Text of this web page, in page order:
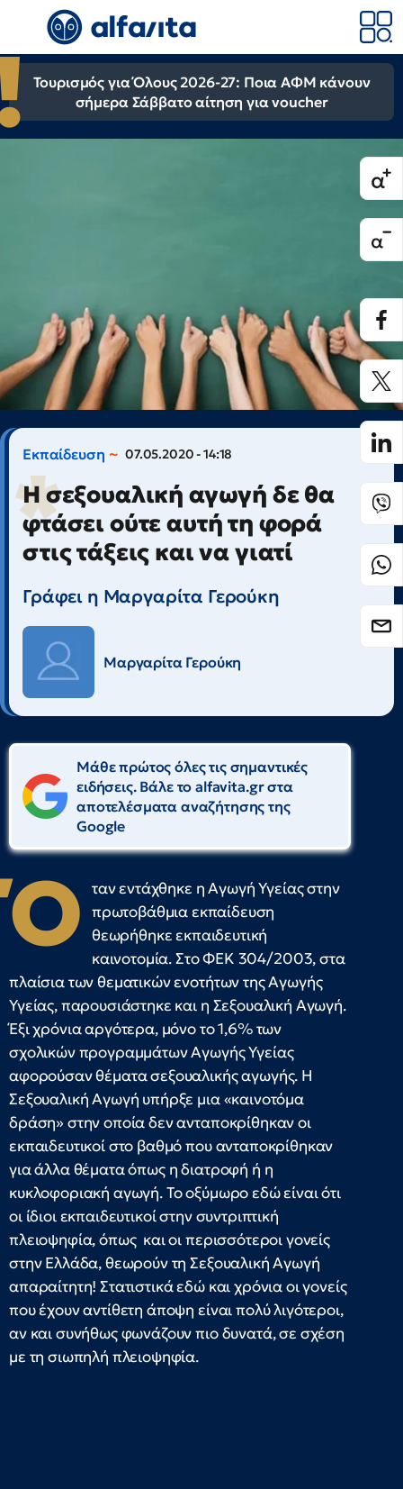
Τουρισμός για Όλους 2026-27: Ποια ΑΦΜ κάνουν
σήμερα Σάββατο αίτηση για voucher
Εκπαίδευση 07.05.2020 - 14:18
Η σεξουαλική αγωγή δε θα
φτάσει ούτε αυτή τη φορά
στις τάξεις και να γιατί
Γράφει η Μαργαρίτα Γερούκη
Μαργαρίτα Γερούκη
Μάθε πρώτος όλες τις σημαντικές
ειδήσεις. Βάλε το alfavita.gr στα
αποτελέσματα αναζήτησης της
Google
Ό ταν εντάχθηκε η Αγωγή Υγείας στην
πρωτοβάθμια εκπαίδευση
θεωρήθηκε εκπαιδευτική
καινοτομία. Στο ΦΕΚ 304/2003, στα
πλαίσια των θεματικών ενοτήτων της Αγωγής
Υγείας, παρουσιάστηκε και η Σεξουαλική Αγωγή.
Έξι χρόνια αργότερα, μόνο το 1,6% των
σχολικών προγραμμάτων Αγωγής Υγείας
αφορούσαν θέματα σεξουαλικής αγωγής. Η
Σεξουαλική Αγωγή υπήρξε μια «καινοτόμα
δράση» στην οποία δεν ανταποκρίθηκαν οι
εκπαιδευτικοί στο βαθμό που ανταποκρίθηκαν
για άλλα θέματα όπως η διατροφή ή η
κυκλοφοριακή αγωγή. Το οξύμωρο εδώ είναι ότι
οι ίδιοι εκπαιδευτικοί στην συντριπτική
πλειοψηφία, όπως και οι περισσότεροι γονείς
στην Ελλάδα, θεωρούν τη Σεξουαλική Αγωγή
απαραίτητη! Στατιστικά εδώ και χρόνια οι γονείς
που έχουν αντίθετη άποψη είναι πολύ λιγότεροι,
αν και συνήθως φωνάζουν πιο δυνατά, σε σχέση
με τη σιωπηλή πλειοψηφία.